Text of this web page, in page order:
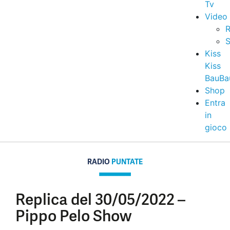
Tv
Video
Kiss
Kiss
Shop
Entra
in
gioco
RADIO PUNTATE
Replica del 30/05/2022 –
Pippo Pelo Show